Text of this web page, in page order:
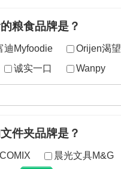
粮食品牌是？
迪Myfoodie Orijen渴望
诚实一口 Wanpy
件夹品牌是？
晨光文具M&G